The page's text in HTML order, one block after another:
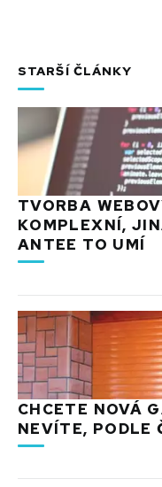
STARŠÍ ČLÁNKY
TVORBA
KOMPLEXNÍ,
ANTEE TO UMÍ
CHCETE NOVÁ
NEVÍTE, PODLE